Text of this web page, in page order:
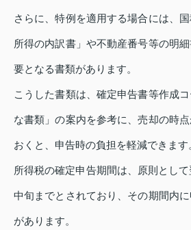
さらに、特例を適用する場合には、
所得の内訳書」や不動産番号等の明
要となる書類があります。
こうした書類は、確定申告書等作成
な書類」の案内を参考に、売却の時
おくと、申告時の負担を軽減できます
所得税の確定申告期間は、原則とし
中旬までとされており、その期間内
があります。